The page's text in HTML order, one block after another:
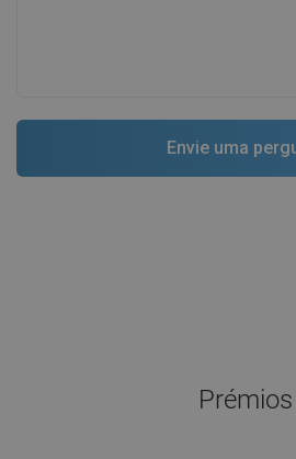
Prémios